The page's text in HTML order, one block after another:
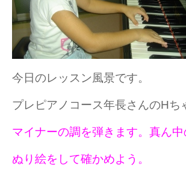
今日のレッスン風景です。
プレピアノコース年長さんのHち
マイナーの調を弾きます。真ん
ぬり絵をして確かめよう。